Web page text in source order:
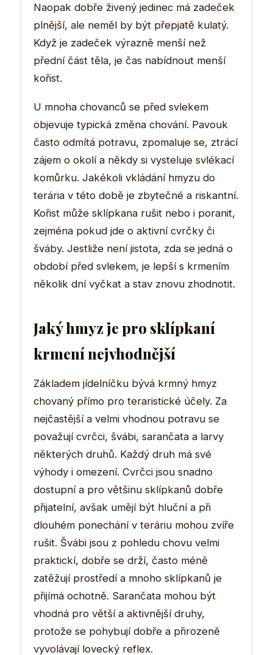
Naopak dobře živený jedinec má zadeček
plnější, ale neměl by být přepjatě kulatý.
Když je zadeček výrazně menší než
přední část těla, je čas nabídnout menší
kořist.
U mnoha chovanců se před svlekem
objevuje typická změna chování. Pavouk
často odmítá potravu, zpomaluje se, ztrácí
zájem o okolí a někdy si vysteluje svlékací
komůrku. Jakékoli vkládání hmyzu do
terária v této době je zbytečné a riskantní.
Kořist může sklípkana rušit nebo i poranit,
zejména pokud jde o aktivní cvrčky či
šváby. Jestliže není jistota, zda se jedná o
období před svlekem, je lepší s krmením
několik dní vyčkat a stav znovu zhodnotit.
Jaký hmyz je pro sklípkaní
krmení nejvhodnější
Základem jídelníčku bývá krmný hmyz
chovaný přímo pro teraristické účely. Za
nejčastější a velmi vhodnou potravu se
považují cvrčci, švábi, sarančata a larvy
některých druhů. Každý druh má své
výhody i omezení. Cvrčci jsou snadno
dostupní a pro většinu sklípkanů dobře
přijatelní, avšak umějí být hluční a při
dlouhém ponechání v teráriu mohou zvíře
rušit. Švábi jsou z pohledu chovu velmi
praktickí, dobře se drží, často méně
zatěžují prostředí a mnoho sklípkanů je
přijímá ochotně. Sarančata mohou být
vhodná pro větší a aktivnější druhy,
protože se pohybují dobře a přirozeně
vyvolávají lovecký reflex.